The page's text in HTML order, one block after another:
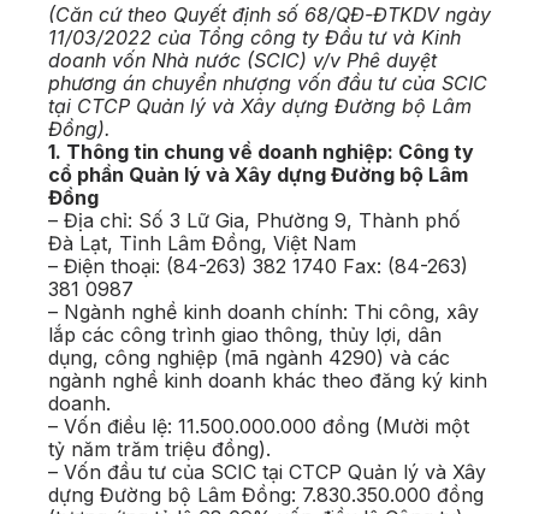
(Căn cứ theo Quyết định số 68/QĐ-ĐTKDV ngày
11/03/2022 của Tổng công ty Đầu tư và Kinh
doanh vốn Nhà nước (SCIC) v/v Phê duyệt
phương án chuyển nhượng vốn đầu tư của SCIC
tại CTCP Quản lý và Xây dựng Đường bộ Lâm
Đồng).
1. Thông tin chung về doanh nghiệp: Công ty
cổ phần Quản lý và Xây dựng Đường bộ Lâm
Đồng
– Địa chỉ: Số 3 Lữ Gia, Phường 9, Thành phố
Đà Lạt, Tỉnh Lâm Đồng, Việt Nam
– Điện thoại: (84-263) 382 1740 Fax: (84-263)
381 0987
– Ngành nghề kinh doanh chính: Thi công, xây
lắp các công trình giao thông, thủy lợi, dân
dụng, công nghiệp (mã ngành 4290) và các
ngành nghề kinh doanh khác theo đăng ký kinh
doanh.
– Vốn điều lệ: 11.500.000.000 đồng (Mười một
tỷ năm trăm triệu đồng).
– Vốn đầu tư của SCIC tại CTCP Quản lý và Xây
dựng Đường bộ Lâm Đồng: 7.830.350.000 đồng